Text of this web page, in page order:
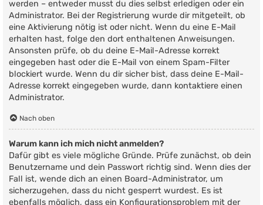
werden – entweder musst du dies selbst erledigen oder ein
Administrator. Bei der Registrierung wurde dir mitgeteilt, ob
eine Aktivierung nötig ist oder nicht. Wenn du eine E-Mail
erhalten hast, folge den dort enthaltenen Anweisungen.
Ansonsten prüfe, ob du deine E-Mail-Adresse korrekt
eingegeben hast oder die E-Mail von einem Spam-Filter
blockiert wurde. Wenn du dir sicher bist, dass deine E-Mail-
Adresse korrekt eingegeben wurde, dann kontaktiere einen
Administrator.
Nach oben
Warum kann ich mich nicht anmelden?
Dafür gibt es viele mögliche Gründe. Prüfe zunächst, ob dein
Benutzername und dein Passwort richtig sind. Wenn dies der
Fall ist, wende dich an einen Board-Administrator, um
sicherzugehen, dass du nicht gesperrt wurdest. Es ist
ebenfalls möglich, dass ein Konfigurationsproblem mit der